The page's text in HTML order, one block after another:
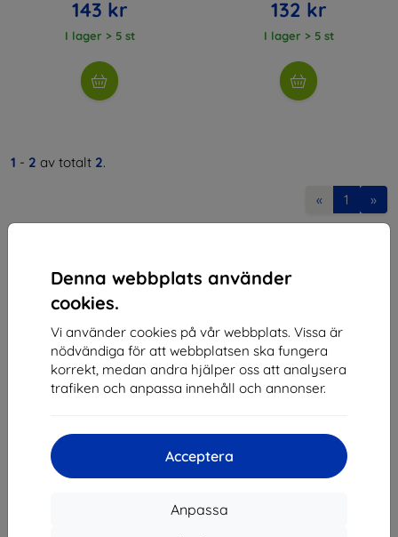
Denna webbplats använder
cookies.
Vi använder cookies på vår webbplats. Vissa är
nödvändiga för att webbplatsen ska fungera
korrekt, medan andra hjälper oss att analysera
trafiken och anpassa innehåll och annonser.
Acceptera
Anpassa
143 kr
I lager > 5 st
132 kr
I lager > 5 st
1 - 2 av totalt 2.
« 1 »
Shield-SK s.r.o.
Organisationsnummer:46701494
Momsregistreringsnummer:SK2023549671
Kontakt